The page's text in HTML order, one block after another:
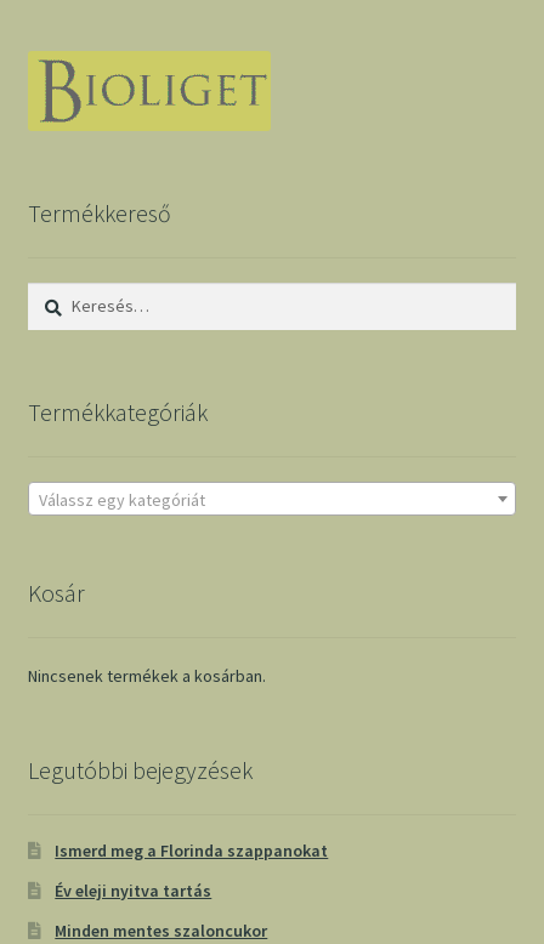
Termékkereső
Keresés:
Termékkategóriák
Válassz egy kategóriát
Kosár
Nincsenek termékek a kosárban.
Legutóbbi bejegyzések
Ismerd meg a Florinda szappanokat
Év eleji nyitva tartás
Minden mentes szaloncukor